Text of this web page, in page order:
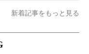
新着記事をもっと見る